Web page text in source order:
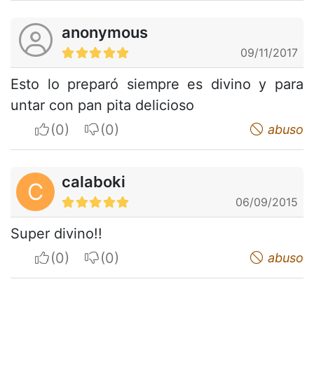
anonymous
09/11/2017
Esto lo preparó siempre es divino y para
untar con pan pita delicioso
I apreciateI do not appreciate abuso
C calaboki
06/09/2015
Super divino!!
I apreciateI do not appreciate abuso